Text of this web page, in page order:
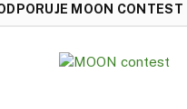
MOON CONTEST